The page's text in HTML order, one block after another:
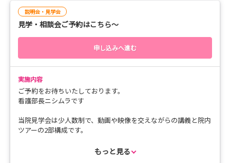
３回復期リハビリテーション病棟
４精神科（5F療養病棟 ・ 6F 急性期治療病棟）
※新型コロナウイルス感染防止対策上、病棟体験ができない場合
は内容を一部変更する場合がありますのでご了承下さい。
［時刻 プログラム（内容）］
12：45～13：00 受付開始（受付から第2会議室へ案内・ユニフォ
ーム更衣・個人情報書類提出）
13：00～13：30オリエンテーション（病院・看護部の概要説
明）
13：30～13：50 院内見学
験・看護ケア・業務の流れ・職場環境）
14：50～15：30 懇談会コーヒータイム（新人看護師や先輩看護
説明会・見学会
見学・相談会ご予約はこちら～
申し込みへ進む
実施内容
ご予約をお待ちいたしております。
看護部長ニシムラです
当院見学会は少人数制で、動画や映像を交えながらの講義と院内
ツアーの2部構成です。
体験でき大変好評を頂いています。
もっと見る